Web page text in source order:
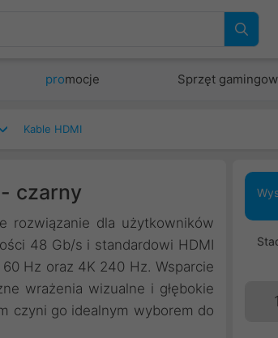
promocje Sprzęt
Kable HDMI
czarny
rozwiązanie dla użytkowników
48 Gb/s i standardowi HDMI
Hz oraz 4K 240 Hz. Wsparcie
wrażenia wizualne i głębokie
czyni go idealnym wyborem do